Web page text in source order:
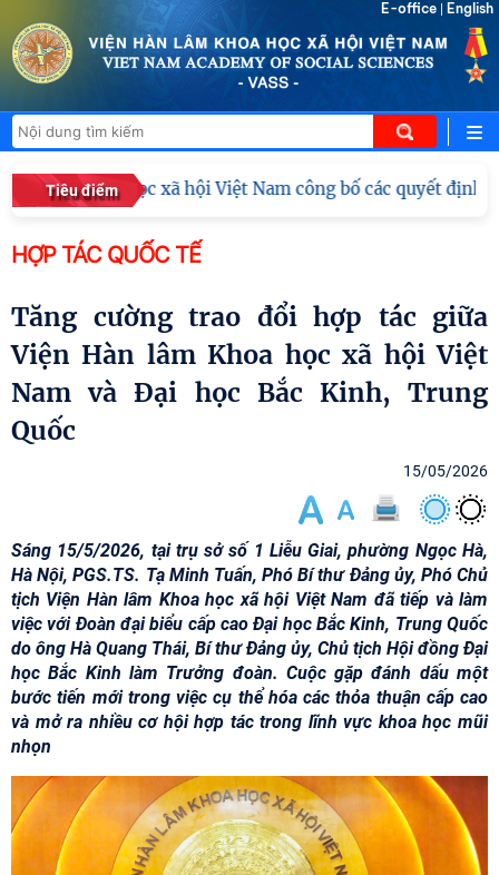
E-office English
Tiêu điểm
lâm Khoa học xã hội Việt Nam công bố các quyết định về
HỢP TÁC QUỐC TẾ
Tăng cường trao đổi hợp tác giữa
Viện Hàn lâm Khoa học xã hội Việt
Nam và Đại học Bắc Kinh, Trung
Quốc
15/05/2026
Sáng 15/5/2026, tại trụ sở số 1 Liễu Giai, phường Ngọc Hà,
Hà Nội, PGS.TS. Tạ Minh Tuấn, Phó Bí thư Đảng ủy, Phó Chủ
tịch Viện Hàn lâm Khoa học xã hội Việt Nam đã tiếp và làm
việc với Đoàn đại biểu cấp cao Đại học Bắc Kinh, Trung Quốc
do ông Hà Quang Thái, Bí thư Đảng ủy, Chủ tịch Hội đồng Đại
học Bắc Kinh làm Trưởng đoàn. Cuộc gặp đánh dấu một
bước tiến mới trong việc cụ thể hóa các thỏa thuận cấp cao
và mở ra nhiều cơ hội hợp tác trong lĩnh vực khoa học mũi
nhọn